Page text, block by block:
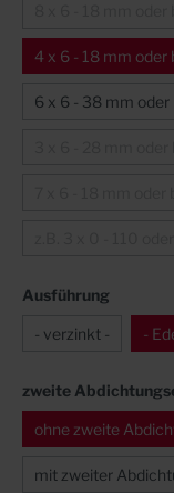
4 x 6 - 18 mm oder
6 x 6 - 38 mm oder
Ausführung
- verzinkt - -
zweite
ohne zweite
mit zweiter